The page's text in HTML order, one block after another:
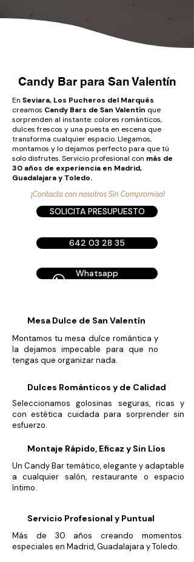
Candy Bar para San Valentín
En Seviara, Los Pucheros del Marqués
creamos Candy Bars de San Valentín que
sorprenden al instante: colores románticos,
dulces frescos y una puesta en escena que
transforma cualquier espacio. Llegamos,
montamos y lo dejamos perfecto para que tú
solo disfrutes.Servicio profesional con más de
30 años de experiencia en Madrid,
Guadalajara y Toledo.
¡Contacta con nosotros Sin Compromiso!
SOLICITA PRESUPUESTO
642 03 28 35
Whatsapp
Mesa Dulce de San Valentín
Montamos tu mesa dulce romántica y
la dejamos impecable para que no
tengas que organizar nada.
Dulces Románticos y de Calidad
Seleccionamos golosinas seguras, ricas y
con estética cuidada para sorprender sin
esfuerzo.
Montaje Rápido, Eficaz y Sin Líos
Un Candy Bar temático, elegante y adaptable
a cualquier salón, restaurante o espacio
íntimo.
Servicio Profesional y Puntual
Más de 30 años creando momentos
especiales en Madrid, Guadalajara y Toledo.